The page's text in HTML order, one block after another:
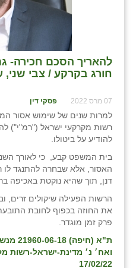
להאריך הסכם חכירה-
חורג בקרקע / צבי שני,
07 מרס 2022 פסקי דין
למרות שנים של שימוש אסור
רשות מקרקעי ישראל ("רמ"י")
להודיע על ביטולו.
בית המשפט קבע, כי לאורך
האסור, אלא שבחרה להתנגד
דנן, תוך שהיא נוקטת באכיפה
הרשות הפעילה שיקולים זרים,
את החוזה בכפוף לחובת
פרק זמן מוגדר.
ת"א
ואח׳ נ׳ מדינת-ישראל-רשות
17/02/22